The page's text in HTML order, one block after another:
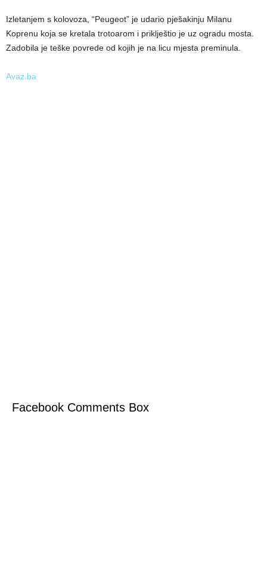
Izletanjem s kolovoza, “Peugeot” je udario pješakinju Milanu
Koprenu koja se kretala trotoarom i priklještio je uz ogradu mosta.
Zadobila je teške povrede od kojih je na licu mjesta preminula.
Avaz.ba
Facebook Comments Box